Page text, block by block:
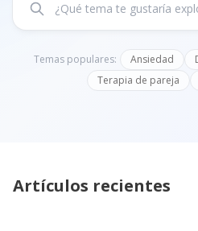
Temas populares: Ansiedad
Terapia de pareja
Artículos recientes